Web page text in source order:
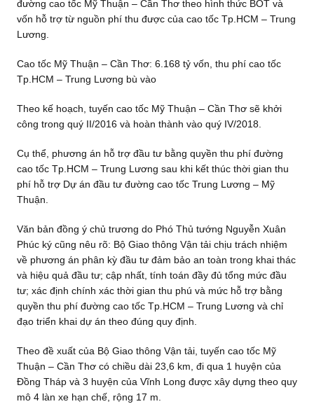
đường cao tốc Mỹ Thuận – Cần Thơ theo hình thức BOT và
vốn hỗ trợ từ nguồn phí thu được của cao tốc Tp.HCM – Trung
Lương.
Cao tốc Mỹ Thuận – Cần Thơ: 6.168 tỷ vốn, thu phí cao tốc
Tp.HCM – Trung Lương bù vào
Theo kế hoạch, tuyến cao tốc Mỹ Thuận – Cần Thơ sẽ khởi
công trong quý II/2016 và hoàn thành vào quý IV/2018.
Cụ thể, phương án hỗ trợ đầu tư bằng quyền thu phí đường
cao tốc Tp.HCM – Trung Lương sau khi kết thúc thời gian thu
phí hỗ trợ Dự án đầu tư đường cao tốc Trung Lương – Mỹ
Thuận.
Văn bản đồng ý chủ trương do Phó Thủ tướng Nguyễn Xuân
Phúc ký cũng nêu rõ: Bộ Giao thông Vận tải chịu trách nhiệm
về phương án phân kỳ đầu tư đảm bảo an toàn trong khai thác
và hiệu quả đầu tư; cập nhất, tính toán đầy đủ tổng mức đầu
tư; xác định chính xác thời gian thu phú và mức hỗ trợ bằng
quyền thu phí đường cao tốc Tp.HCM – Trung Lương và chỉ
đạo triển khai dự án theo đúng quy định.
Theo đề xuất của Bộ Giao thông Vận tải, tuyến cao tốc Mỹ
Thuận – Cần Thơ có chiều dài 23,6 km, đi qua 1 huyện của
Đồng Tháp và 3 huyện của Vĩnh Long được xây dựng theo quy
mô 4 làn xe hạn chế, rộng 17 m.